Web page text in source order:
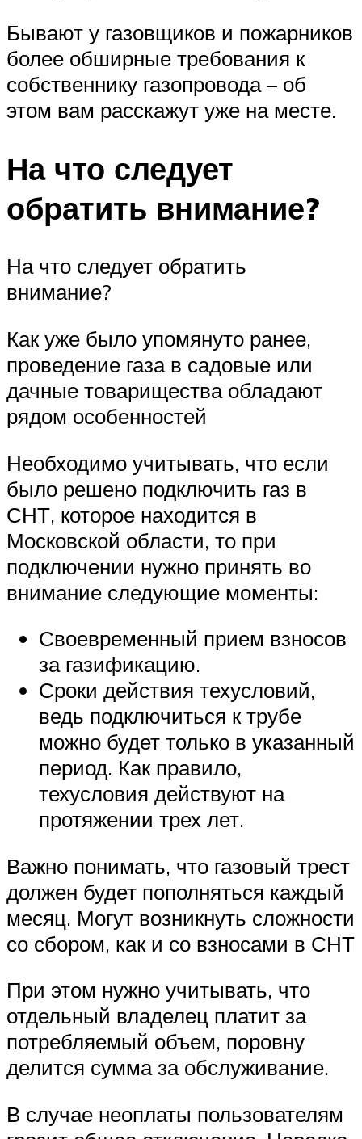
Бывают у газовщиков и пожарников
более обширные требования к
собственнику газопровода – об
этом вам расскажут уже на месте.
На что следует
обратить внимание?
На что следует обратить
внимание?
Как уже было упомянуто ранее,
проведение газа в садовые или
дачные товарищества обладают
рядом особенностей
Необходимо учитывать, что если
было решено подключить газ в
СНТ, которое находится в
Московской области, то при
подключении нужно принять во
внимание следующие моменты:
Своевременный прием взносов
за газификацию.
Сроки действия техусловий,
ведь подключиться к трубе
можно будет только в указанный
период. Как правило,
техусловия действуют на
протяжении трех лет.
Важно понимать, что газовый трест
должен будет пополняться каждый
месяц. Могут возникнуть сложности
со сбором, как и со взносами в СНТ
При этом нужно учитывать, что
отдельный владелец платит за
потребляемый объем, поровну
делится сумма за обслуживание.
В случае неоплаты пользователям